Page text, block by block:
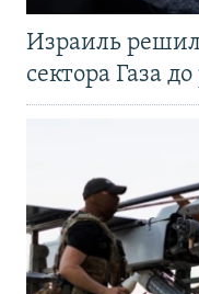
Израиль решил
сектора Газа